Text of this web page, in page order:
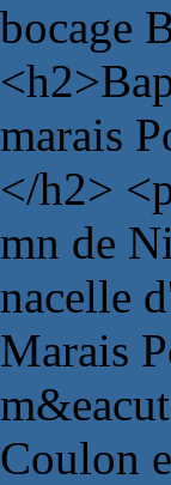
bocage
marais
</h2>
mn de
nacelle
Marais
Coulon